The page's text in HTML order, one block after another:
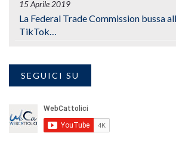
15 Aprile 2019
La Federal Trade Commission bussa
TikTok…
SEGUICI SU